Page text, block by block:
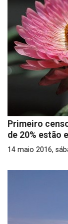
Primeiro
de 20% estão
14 maio 2016,